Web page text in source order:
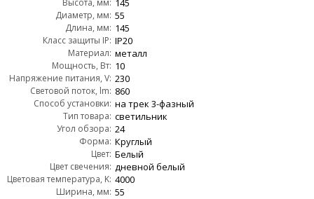
Диаметр, мм: 55
Длина, мм: 145
Класс защиты IP: IP20
Материал: металл
Мощность, Вт: 10
Напряжение питания, V: 230
Световой поток, lm: 860
Способ установки: на трек 3-фазный
Тип товара: светильник
Угол обзора: 24
Форма: Круглый
Цвет: Белый
Цвет свечения: дневной белый
Цветовая температура, K: 4000
Ширина, мм: 55